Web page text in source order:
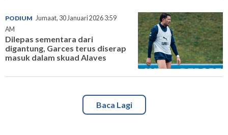
PODIUM Jumaat, 30 Januari 2026 3:59
AM
Dilepas sementara dari
digantung, Garces terus diserap
masuk dalam skuad Alaves
Baca Lagi